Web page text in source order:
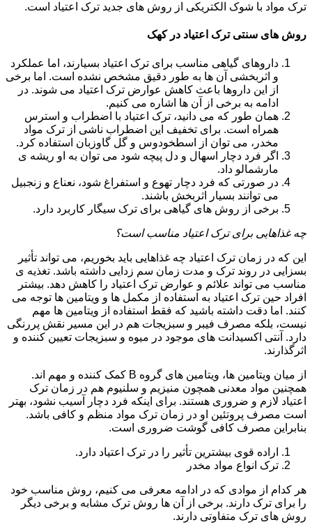
ترک مواد با شوک الکتریکی از روش های جدید ترک اعتیاد است.
روش های سنتی ترک اعتیاد در کهک
داروهای گیاهی مناسب برای ترک اعتیاد بسیارند، اما عملکرد
و اثربخشی آن ها به طور دقیق مشخص نشده است. اما برخی
از این داروها باعث کاهش عوارض ترک اعتیاد می شوند. در
ادامه به برخی از آن ها اشاره می کنیم.
همان طور که می دانید، ترک اعتیاد با اضطراب و استرس
همراه است. برای تخفیف این اضطراب ناشی از ترک مواد
مخدر، می توان از اسطخودوس و گل گاوزبان استفاده کرد.
اگر فرد دچار اسهال و دل پیچه شود می توان به او ریشه ی
مارشمالو داد.
در صورتی که فرد دچار تهوع و استفراغ شود، نعناع و زنجبیل
می توانند بسیار اثربخش باشند.
برخی از روش های گیاهی برای ترک سیگار کاربرد دارد.
چه غذاهایی برای ترک اعتیاد مناسب است؟
این که در زمان ترک اعتیاد چه غذاهایی باید بخوریم، می تواند تأثیر
بسزایی در روند ترک و مدت زمان سم زدایی داشته باشد. تغذیه ی
مناسب می تواند علائم و عوارض ترک اعتیاد را کاهش دهد. بیشتر
افراد حین ترک اعتیاد به استفاده از مکمل ها و ویتامین ها توجه می
کنند. اما دقت داشته باشید که فقط استفاده از ویتامین ها مهم
نیست، بلکه مصرف فیبر و سبزیجات هم در این مسیر نقش پررنگی
دارد. آنتی اکسیدانت های موجود در میوه و سبزیجات تعیین کننده و
اثرگذارند.
از میان ویتامین ها، ویتامین های گروه B کمک کننده و مهم اند.
همچنین مواد معدنی همچون منیزیم و سلنیوم هم در زمان ترک
اعتیاد لازم و ضروری هستند. برای اینکه فرد دچار آسیب نشود، بهتر
است مصرف پروتئین او در زمان ترک مواد منظم و کافی باشد.
بنابراین مصرف کافی گوشت ضروری است.
اراده قوی بیشترین تأثیر را در ترک اعتیاد دارد.
ترک انواع مواد مخدر
هر کدام از موادی که در ادامه معرفی می کنیم، روش مناسب خود
را برای ترک دارند. برخی از آن ها روش ترک مشابه و برخی دیگر
روش های ترک متفاوتی دارند.